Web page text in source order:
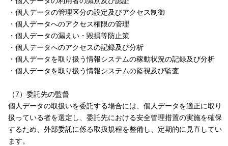
・個人データの管理区分の設定及びアクセス制御
・個人データへのアクセス権限の管理
・個人データの漏えい・毀損等防止策
・個人データへのアクセスの記録及び分析
・個人データを取り扱う情報システムの稼動状況の記録及び分析
・個人データを取り扱う情報システムの監視及び監査
（7）委託先の監督
個人データの取扱いを委託する場合には、個人データを適正に取り
扱っている者を選定し、委託先における安全管理措置の実施を確保
するため、外部委託に係る取扱規程を整備し、定期的に見直してい
ます。